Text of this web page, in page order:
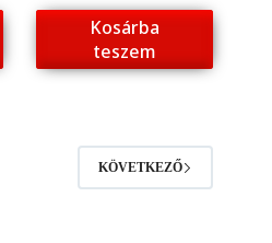
Kosárba
teszem
KÖVETKEZŐ